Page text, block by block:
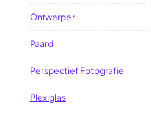
Ontwerper
Paard
Perspectief Fotografie
Plexiglas